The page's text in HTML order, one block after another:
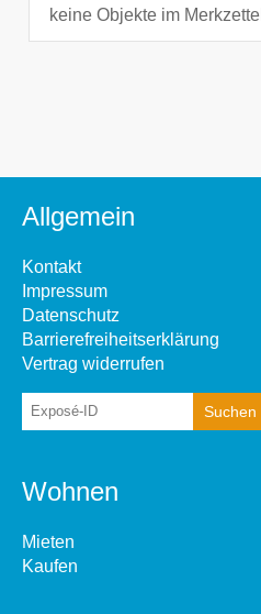
keine Objekte im Merkzettel
Allgemein
Kontakt
Impressum
Datenschutz
Barrierefreiheitserklärung
Vertrag widerrufen
Wohnen
Mieten
Kaufen